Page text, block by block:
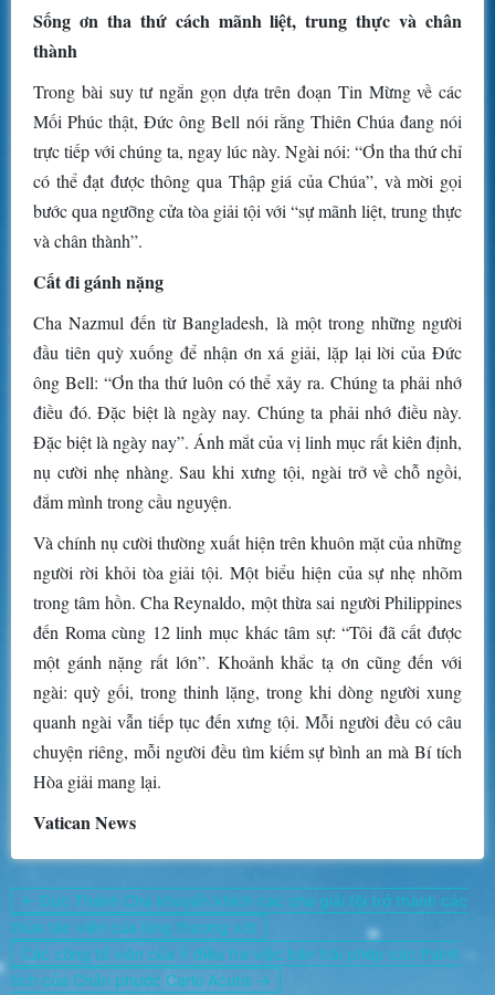
Sống ơn tha thứ cách mãnh liệt, trung thực và chân
thành
Trong bài suy tư ngắn gọn dựa trên đoạn Tin Mừng về các
Mối Phúc thật, Đức ông Bell nói rằng Thiên Chúa đang nói
trực tiếp với chúng ta, ngay lúc này. Ngài nói: “Ơn tha thứ chỉ
có thể đạt được thông qua Thập giá của Chúa”, và mời gọi
bước qua ngưỡng cửa tòa giải tội với “sự mãnh liệt, trung thực
và chân thành”.
Cất đi gánh nặng
Cha Nazmul đến từ Bangladesh, là một trong những người
đầu tiên quỳ xuống để nhận ơn xá giải, lặp lại lời của Đức
ông Bell: “Ơn tha thứ luôn có thể xảy ra. Chúng ta phải nhớ
điều đó. Đặc biệt là ngày nay. Chúng ta phải nhớ điều này.
Đặc biệt là ngày nay”. Ánh mắt của vị linh mục rất kiên định,
nụ cười nhẹ nhàng. Sau khi xưng tội, ngài trở về chỗ ngồi,
đắm mình trong cầu nguyện.
Và chính nụ cười thường xuất hiện trên khuôn mặt của những
người rời khỏi tòa giải tội. Một biểu hiện của sự nhẹ nhõm
trong tâm hồn. Cha Reynaldo, một thừa sai người Philippines
đến Roma cùng 12 linh mục khác tâm sự: “Tôi đã cất được
một gánh nặng rất lớn”. Khoảnh khắc tạ ơn cũng đến với
ngài: quỳ gối, trong thinh lặng, trong khi dòng người xung
quanh ngài vẫn tiếp tục đến xưng tội. Mỗi người đều có câu
chuyện riêng, mỗi người đều tìm kiếm sự bình an mà Bí tích
Hòa giải mang lại.
Vatican News
Điều
hướng
bài
viết
← Đức Thánh Cha khuyến khích các cha giải tội trở thành các
thừa tác viên của lòng thương xót
Các công tố viên của Ý điều tra việc bán trái phép các thánh
tích của Chân phước Carlo Acutis →